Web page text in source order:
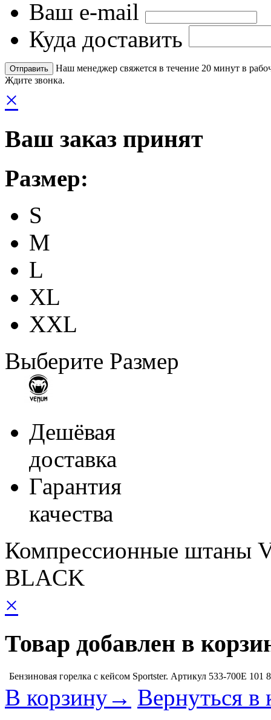
Ваш e-mail
Куда доставить
Наш менеджер свяжется в течение 20 минут в
Ждите звонка.
×
Ваш заказ принят
Размер:
S
M
L
XL
XXL
Выберите Размер
Дешёвая
доставка
Гарантия
качества
Компрессионные штаны
BLACK
×
Товар добавлен в
Бензиновая горелка с кейсом Sportster. Артикул 533-700E 101
В корзину→ Вернуться в